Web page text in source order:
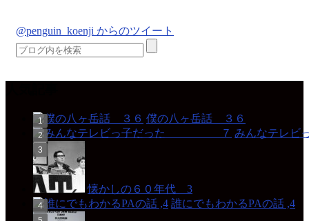
@penguin_koenji からのツイート
僕の八ヶ岳話 ３６
みんなテ
懐かしの６０年代 3
誰にでもわかるPAの話 ,4